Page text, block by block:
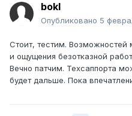
bokl
Опубликовано 5
Стоит, тестим.
и ощущения безотказной
Вечно патчим. Техсаппорта
будет дальше. Пока